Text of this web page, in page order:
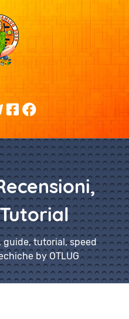
guide, tutorial, speed
by OTLUG